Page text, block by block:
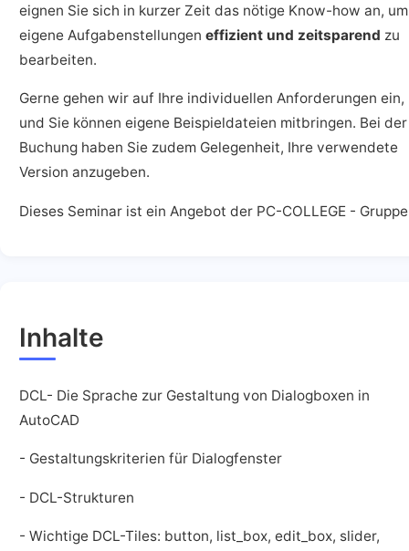
eignen Sie sich in kurzer Zeit das nötige Know-how an, um
eigene Aufgabenstellungen effizient und zeitsparend zu
bearbeiten.
Gerne gehen wir auf Ihre individuellen Anforderungen ein,
und Sie können eigene Beispieldateien mitbringen. Bei der
Buchung haben Sie zudem Gelegenheit, Ihre verwendete
Version anzugeben.
Dieses Seminar ist ein Angebot der PC-COLLEGE -
Inhalte
DCL- Die Sprache zur Gestaltung von Dialogboxen in
AutoCAD
- Gestaltungskriterien für Dialogfenster
- DCL-Strukturen
- Wichtige DCL-Tiles: button, list_box, edit_box, slider,